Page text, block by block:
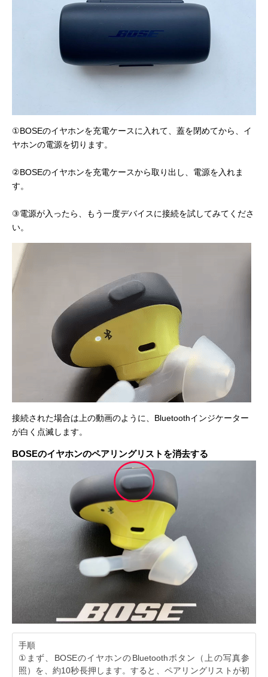
①BOSEのイヤホンを充電ケースに入れて、蓋を閉めてから、イ
ヤホンの電源を切ります。
②BOSEのイヤホンを充電ケースから取り出し、電源を入れま
す。
③電源が入ったら、もう一度デバイスに接続を試してみてくださ
い。
接続された場合は上の動画のように、Bluetoothインジケーター
が白く点滅します。
BOSEのイヤホンのペアリングリストを消去する
手順
①まず、BOSEのイヤホンのBluetoothボタン（上の写真参
照）を、約10秒長押します。すると、ペアリングリストが初